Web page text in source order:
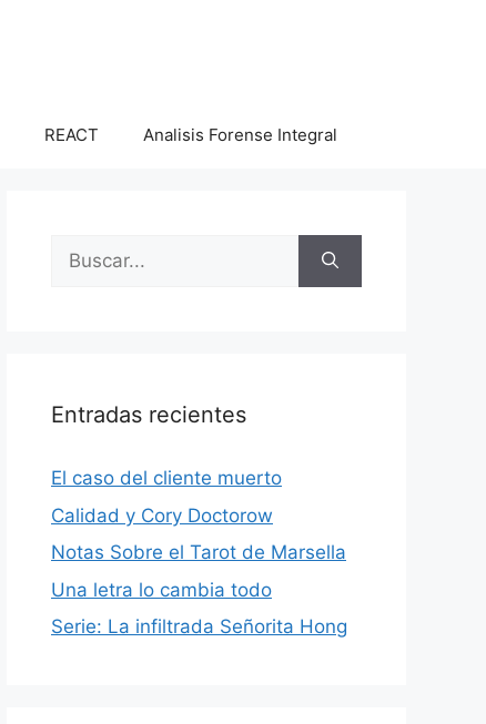
REACT Analisis Forense Integral
Buscar:
Entradas recientes
El caso del cliente muerto
Calidad y Cory Doctorow
Notas Sobre el Tarot de Marsella
Una letra lo cambia todo
Serie: La infiltrada Señorita Hong